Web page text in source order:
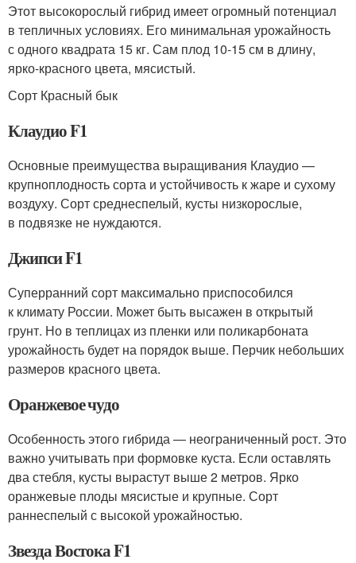
Этот высокорослый гибрид имеет огромный потенциал
в тепличных условиях. Его минимальная урожайность
с одного квадрата 15 кг. Сам плод 10-15 см в длину,
ярко-красного цвета, мясистый.
Сорт Красный бык
Клаудио F1
Основные преимущества выращивания Клаудио —
крупноплодность сорта и устойчивость к жаре и сухому
воздуху. Сорт среднеспелый, кусты низкорослые,
в подвязке не нуждаются.
Джипси F1
Суперранний сорт максимально приспособился
к климату России. Может быть высажен в открытый
грунт. Но в теплицах из пленки или поликарбоната
урожайность будет на порядок выше. Перчик небольших
размеров красного цвета.
Оранжевое чудо
Особенность этого гибрида — неограниченный рост. Это
важно учитывать при формовке куста. Если оставлять
два стебля, кусты вырастут выше 2 метров. Ярко
оранжевые плоды мясистые и крупные. Сорт
раннеспелый с высокой урожайностью.
Звезда Востока F1